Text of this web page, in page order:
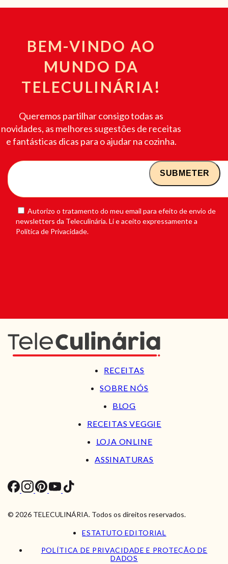
BEM-VINDO AO
MUNDO DA
TELECULINÁRIA!
Queremos partilhar consigo todas as
novidades, as melhores sugestões de receitas
e fantásticas dicas para o ajudar na cozinha.
Autorizo o tratamento do meu email para efeito de envio de
newsletters da Teleculinária. Li e aceito expressamente a
Política de Privacidade.
RECEITAS
SOBRE NÓS
BLOG
RECEITAS VEGGIE
LOJA ONLINE
ASSINATURAS
© 2026 TELECULINÁRIA. Todos os direitos reservados.
ESTATUTO EDITORIAL
POLÍTICA DE PRIVACIDADE E PROTEÇÃO DE
DADOS